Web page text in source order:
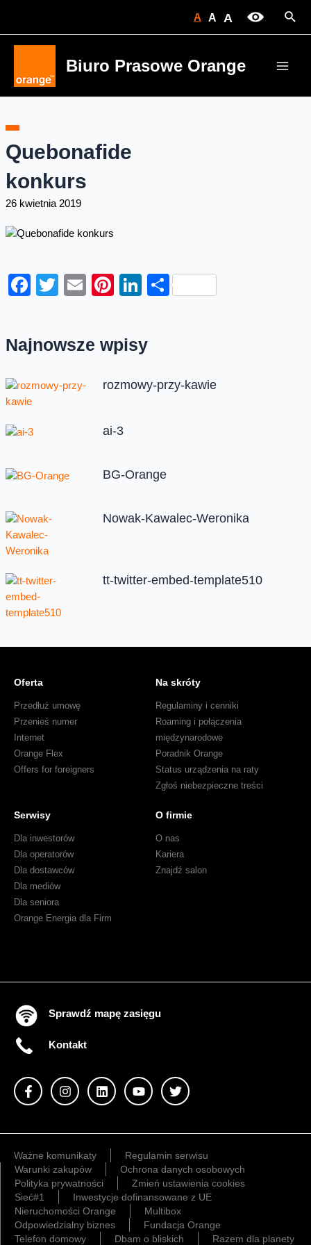
A A A
Biuro Prasowe Orange
Quebonafide
konkurs
26 kwietnia 2019
Facebook
Twitter
EmailPinterest
LinkedIn
Share
Najnowsze wpisy
rozmowy-przy-kawie
ai-3
BG-Orange
Nowak-Kawalec-Weronika
tt-twitter-embed-template510
Oferta
Przedłuż umowę
Przenieś numer
Internet
Orange Flex
Offers for foreigners
Na skróty
Regulaminy i cenniki
Roaming i połączenia
międzynarodowe
Poradnik Orange
Status urządzenia na raty
Zgłoś niebezpieczne treści
Serwisy
Dla inwestorów
Dla operatorów
Dla dostawców
Dla mediów
Dla seniora
Orange Energia dla Firm
O firmie
O nas
Kariera
Znajdź salon
Sprawdź mapę zasięgu
Kontakt
Ważne komunikaty
Regulamin serwisu
Warunki zakupów
Ochrona danych osobowych
Polityka prywatności
Zmień ustawienia cookies
Sieć#1
Inwestycje dofinansowane z UE
Nieruchomości Orange
Multibox
Odpowiedzialny biznes
Fundacja Orange
Telefon domowy
Dbam o bliskich Razem dla planety